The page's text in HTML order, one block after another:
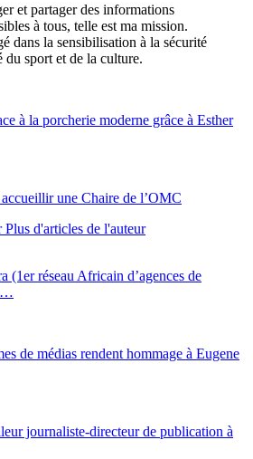
et partager des informations
à tous, telle est ma mission.
dans la sensibilisation à la sécurité
du sport et de la culture.
à la porcherie moderne grâce à Esther
une Chaire de l’OMC
Plus d'articles de l'auteur
(1er réseau Africain d’agences de
de médias rendent hommage à Eugene
journaliste-directeur de publication à